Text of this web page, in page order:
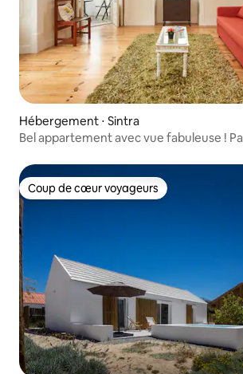
Hébergement ⋅ Sintra
Bel appartement avec vue fabuleuse !
Coup de cœur voyageurs
Coup de cœur voyageurs